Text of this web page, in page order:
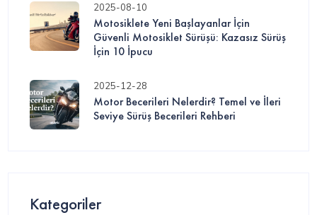
2025-08-10
Motosiklete Yeni Başlayanlar İçin
Güvenli Motosiklet Sürüşü: Kazasız Sürüş
İçin 10 İpucu
2025-12-28
Motor Becerileri Nelerdir? Temel ve İleri
Seviye Sürüş Becerileri Rehberi
Kategoriler